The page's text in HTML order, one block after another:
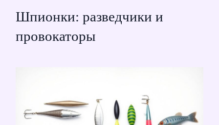
Шпионки: разведчики и
провокаторы